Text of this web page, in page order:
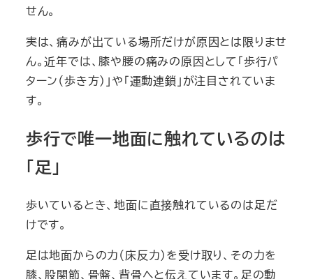
せん。
実は、痛みが出ている場所だけが原因とは限りませ
ん。近年では、膝や腰の痛みの原因として「歩行パ
ターン（歩き方）」や「運動連鎖」が注目されていま
す。
歩行で唯一地面に触れているのは
「足」
歩いているとき、地面に直接触れているのは足だ
けです。
足は地面からの力（床反力）を受け取り、その力を
膝、股関節、骨盤、背骨へと伝えています。足の動